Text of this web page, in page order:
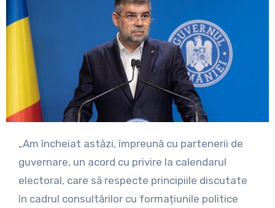
„Am încheiat astăzi, împreună cu partenerii de
guvernare, un acord cu privire la calendarul
electoral, care să respecte principiile discutate
în cadrul consultărilor cu formațiunile politice